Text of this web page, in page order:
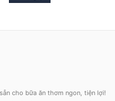
cho bữa ăn thơm ngon, tiện lợi!